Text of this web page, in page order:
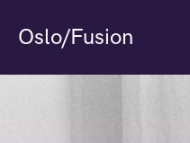
Oslo/Fusion